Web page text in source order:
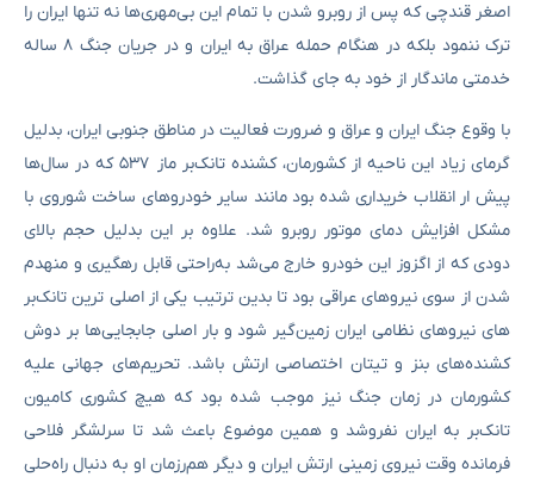
اصغر قندچی که پس از روبرو شدن با تمام این بی‌مهری‌ها نه تنها ایران را
ترک ننمود بلکه در هنگام حمله عراق به ایران و در جریان جنگ ۸ ساله
خدمتی ماندگار از خود به جای گذاشت.
با وقوع جنگ ایران و عراق و ضرورت فعالیت در مناطق جنوبی ایران، بدلیل
گرمای زیاد این ناحیه از کشورمان، کشنده تانک‌بر ماز ۵۳۷ که در سال‌ها
پیش ار انقلاب خریداری شده بود مانند سایر خودروهای ساخت شوروی با
مشکل افزایش دمای موتور روبرو شد. علاوه بر این بدلیل حجم بالای
دودی که از اگزوز این خودرو خارج می‌شد به‌راحتی قابل رهگیری و منهدم
شدن از سوی نیروهای عراقی بود تا بدین ترتیب یکی از اصلی ترین تانک‌بر
های نیروهای نظامی ایران زمین‌گیر شود و بار اصلی جابجایی‌ها بر دوش
کشنده‌های بنز و تیتان اختصاصی ارتش باشد. تحریم‌های جهانی علیه
کشورمان در زمان جنگ نیز موجب شده بود که هیچ کشوری کامیون
تانک‌بر به ایران نفروشد و همین موضوع باعث شد تا سرلشگر فلاحی
فرمانده وقت نیروی زمینی ارتش ایران و دیگر هم‌رزمان او به دنبال راه‌حلی